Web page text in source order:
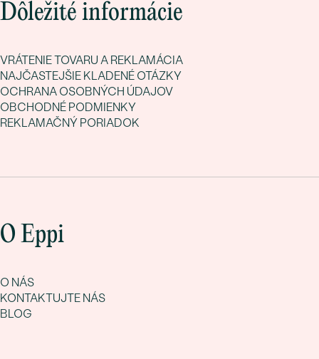
Dôležité informácie
VRÁTENIE TOVARU A REKLAMÁCIA
NAJČASTEJŠIE KLADENÉ OTÁZKY
OCHRANA OSOBNÝCH ÚDAJOV
OBCHODNÉ PODMIENKY
REKLAMAČNÝ PORIADOK
O Eppi
O NÁS
KONTAKTUJTE NÁS
BLOG